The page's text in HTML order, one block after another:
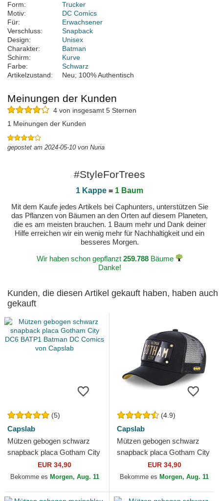
Form:
Trucker
Motiv:
DC Comics
Für:
Erwachsener
Verschluss:
Snapback
Design:
Unisex
Charakter:
Batman
Schirm:
Kurve
Farbe:
Schwarz
Artikelzustand:
Neu; 100% Authentisch
Meinungen der Kunden
4 von insgesamt 5 Sternen
1 Meinungen der Kunden
gepostet am 2024-05-10 von Nuria
#StyleForTrees
1 Kappe = 1 Baum
Mit dem Kaufe jedes Artikels bei Caphunters, unterstützen Sie
das Pflanzen von Bäumen an den Orten auf diesem Planeten,
die es am meisten brauchen. 1 Baum mehr und Dank deiner
Hilfe erreichen wir ein wenig mehr für Nachhaltigkeit und ein
besseres Morgen.
Wir haben schon gepflanzt 259.788Bäume
Danke!
Kunden, die diesen Artikel gekauft haben, haben auch
gekauft
(5)
Capslab
Mützen gebogen schwarz
snapback placa Gotham City
DC6 BATP1 Batman DC
Comics von Capslab
EUR 34,90
Bekomme es Morgen, Aug. 11
(4.9)
Capslab
Mützen gebogen schwarz
snapback placa Gotham City
BATP1 Batman DC Comics
von Capslab
EUR 34,90
Bekomme es Morgen, Aug. 11